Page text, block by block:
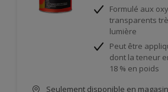
Formulé aux
transparents
lumière
Peut être
dont la teneur
18 % en poids
Seulement disponible en magasin